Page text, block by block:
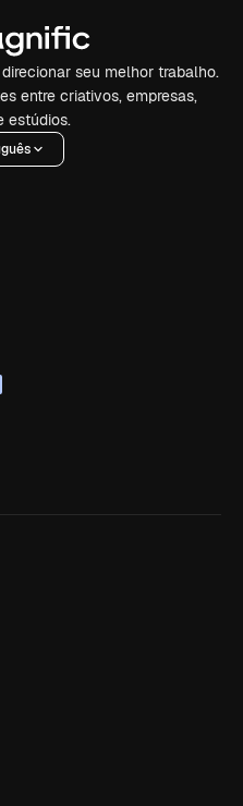
seu melhor trabalho.
entre criativos, empresas,
estúdios.